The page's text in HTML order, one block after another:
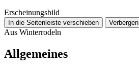
Erscheinungsbild
In die Seitenleiste verschieben Verbergen
Aus Winterrodeln
Allgemeines